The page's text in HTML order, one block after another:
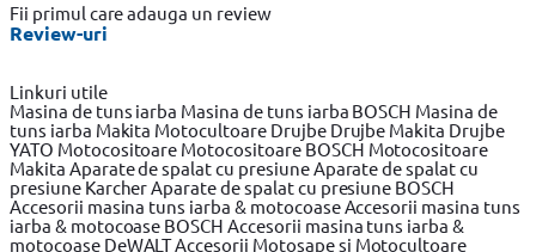
Fii primul care adauga un review
Review-uri
Linkuri utile
Masina de tuns iarba Masina de tuns iarba BOSCH Masina de
tuns iarba Makita Motocultoare Drujbe Drujbe Makita Drujbe
YATO Motocositoare Motocositoare BOSCH Motocositoare
Makita Aparate de spalat cu presiuneAparate de spalat cu
presiune KarcherAparate de spalat cu presiune BOSCH
Accesorii masina tuns iarba & motocoaseAccesorii masina tuns
iarba & motocoase BOSCHAccesorii masina tuns iarba &
motocoase DeWALTAccesorii Motosape si Motocultoare